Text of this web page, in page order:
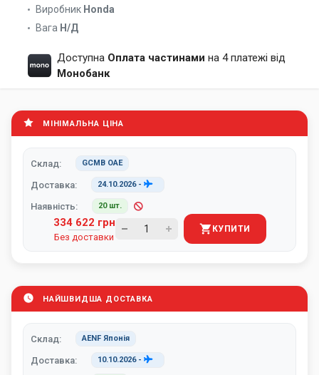
Виробник Honda
Вага Н/Д
Доступна Оплата частинами на 4 платежі від
Монобанк
МІНІМАЛЬНА ЦІНА
Склад: GCMB ОАЕ
Доставка: 24.10.2026-
Наявність: 20 шт.
334 622 грн
Без доставки
КУПИТИ
НАЙШВИДША ДОСТАВКА
Склад: AENF Японія
Доставка: 10.10.2026-